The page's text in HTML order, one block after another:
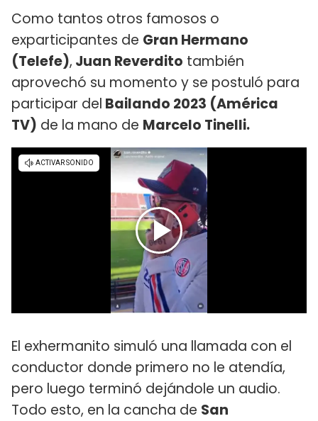
Como tantos otros famosos o
exparticipantes de Gran Hermano
(Telefe), Juan Reverdito también
aprovechó su momento y se postuló para
participar del Bailando 2023 (América
TV) de la mano de Marcelo Tinelli.
El exhermanito simuló una llamada con el
conductor donde primero no le atendía,
pero luego terminó dejándole un audio.
Todo esto, en la cancha de San